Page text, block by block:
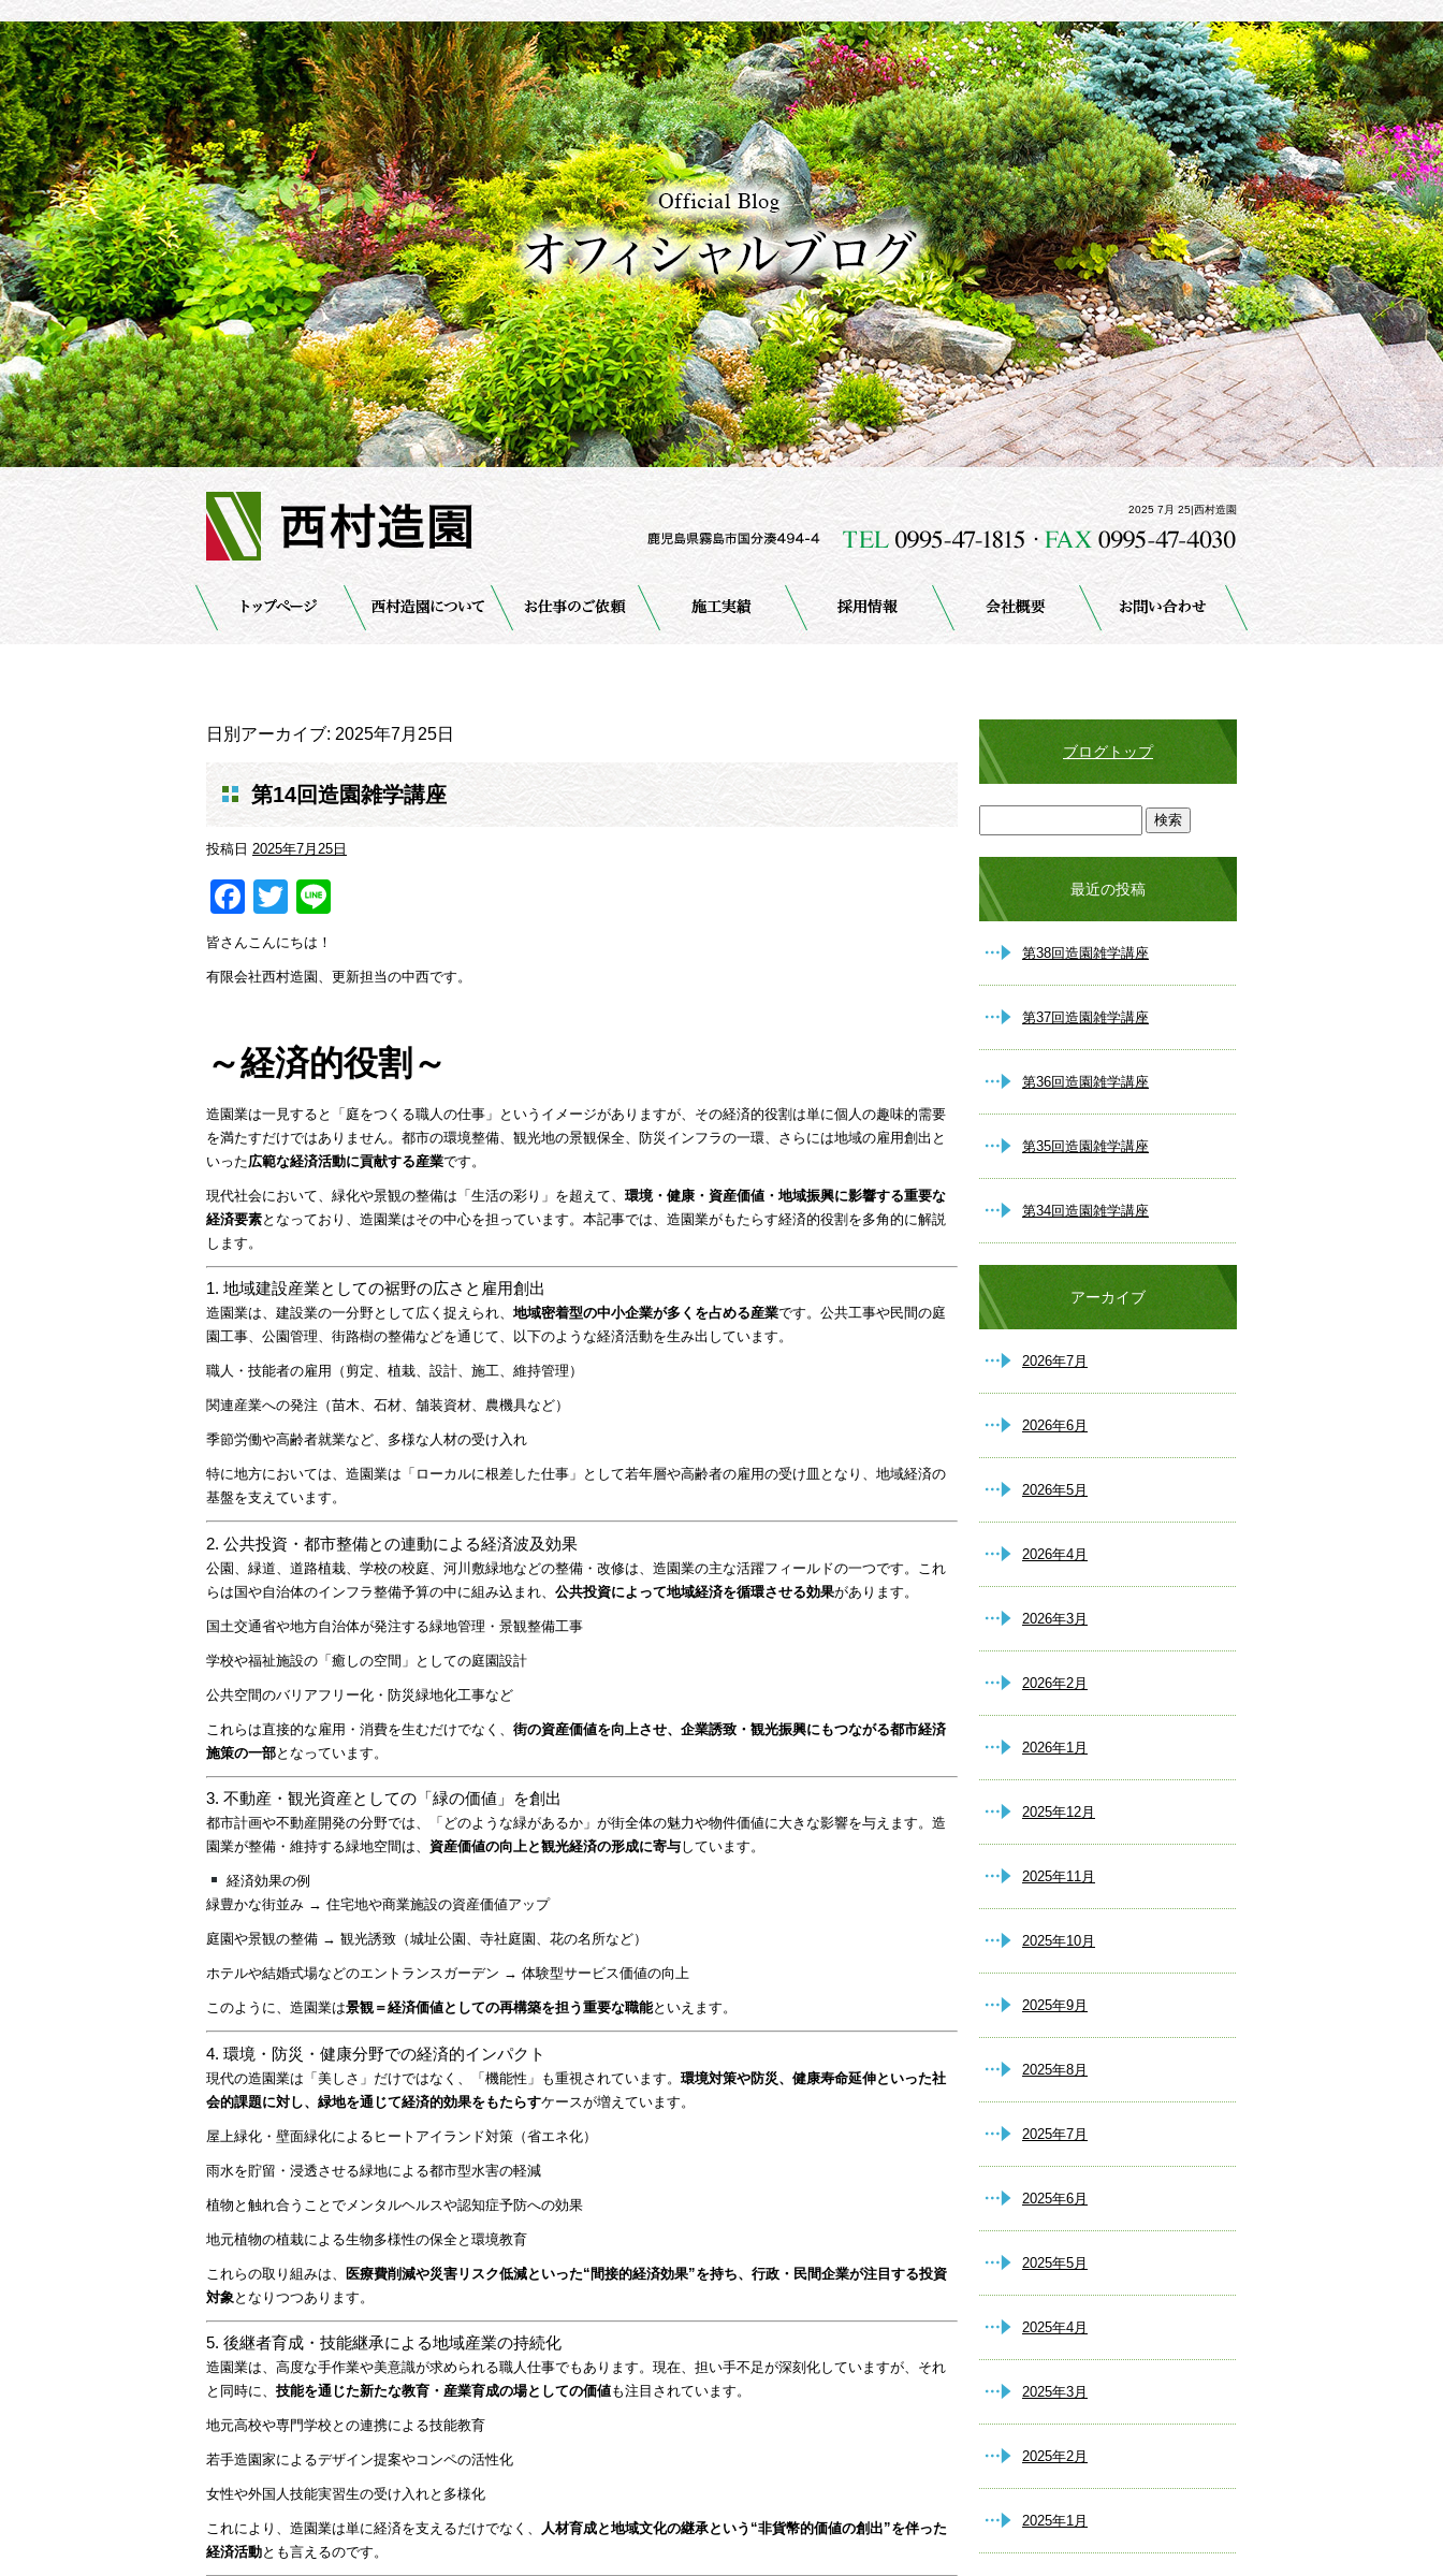
2025 7月 25|西村造園
日別アーカイブ: 2025年7月25日
第14回造園雑学講座
投稿日 2025年7月25日
Facebook
Twitter
皆さんこんにちは！
有限会社西村造園、更新担当の中西です。
～経済的役割～
造園業は一見すると「庭をつくる職人の仕事」というイメージがありますが、その経済的役割は単に個人の趣味的需要
を満たすだけではありません。都市の環境整備、観光地の景観保全、防災インフラの一環、さらには地域の雇用創出と
いった広範な経済活動に貢献する産業です。
現代社会において、緑化や景観の整備は「生活の彩り」を超えて、 環境・健康・資産価値・地域振興に影響する重要な
経済要素となっており、造園業はその中心を担っています。本記事では、造園業がもたらす経済的役割を多角的に解説
します。
1. 地域建設産業としての裾野の広さと雇用創出
造園業は、建設業の一分野として広く捉えられ、 地域密着型の中小企業が多くを占める産業です。公共工事や民間の庭
園工事、公園管理、街路樹の整備などを通じて、以下のような経済活動を生み出しています。
職人・技能者の雇用（剪定、植栽、設計、施工、維持管理）
関連産業への発注（苗木、石材、舗装資材、農機具など）
季節労働や高齢者就業など、多様な人材の受け入れ
特に地方においては、造園業は「ローカルに根差した仕事」として若年層や高齢者の雇用の受け皿となり、地域経済の
基盤を支えています。
2. 公共投資・都市整備との連動による経済波及効果
公園、緑道、道路植栽、学校の校庭、河川敷緑地などの整備・改修は、造園業の主な活躍フィールドの一つです。これ
らは国や自治体のインフラ整備予算の中に組み込まれ、 公共投資によって地域経済を循環させる効果があります。
国土交通省や地方自治体が発注する緑地管理・景観整備工事
学校や福祉施設の「癒しの空間」としての庭園設計
公共空間のバリアフリー化・防災緑地化工事など
これらは直接的な雇用・消費を生むだけでなく、 街の資産価値を向上させ、企業誘致・観光振興にもつながる都市経済
施策の一部となっています。
3. 不動産・観光資産としての「緑の価値」を創出
都市計画や不動産開発の分野では、「どのような緑があるか」が街全体の魅力や物件価値に大きな影響を与えます。造
園業が整備・維持する緑地空間は、 資産価値の向上と観光経済の形成に寄与しています。
経済効果の例
緑豊かな街並み → 住宅地や商業施設の資産価値アップ
庭園や景観の整備 → 観光誘致（城址公園、寺社庭園、花の名所など）
ホテルや結婚式場などのエントランスガーデン → 体験型サービス価値の向上
このように、造園業は景観＝経済価値としての再構築を担う重要な職能といえます。
4. 環境・防災・健康分野での経済的インパクト
現代の造園業は「美しさ」だけではなく、「機能性」も重視されています。 環境対策や防災、健康寿命延伸といった社
会的課題に対し、緑地を通じて経済的効果をもたらすケースが増えています。
屋上緑化・壁面緑化によるヒートアイランド対策（省エネ化）
雨水を貯留・浸透させる緑地による都市型水害の軽減
植物と触れ合うことでメンタルヘルスや認知症予防への効果
地元植物の植栽による生物多様性の保全と環境教育
これらの取り組みは、 医療費削減や災害リスク低減といった“間接的経済効果”を持ち、行政・民間企業が注目する投資
対象 となりつつあります。
5. 後継者育成・技能継承による地域産業の持続化
造園業は、高度な手作業や美意識が求められる職人仕事でもあります。現在、担い手不足が深刻化していますが、それ
と同時に、 技能を通じた新たな教育・産業育成の場としての価値も注目されています。
地元高校や専門学校との連携による技能教育
若手造園家によるデザイン提案やコンペの活性化
女性や外国人技能実習生の受け入れと多様化
これにより、造園業は単に経済を支えるだけでなく、 人材育成と地域文化の継承という“非貨幣的価値の創出”を伴った
経済活動とも言えるのです。
ブログトップ
最近の投稿
第38回造園雑学講座
第37回造園雑学講座
第36回造園雑学講座
第35回造園雑学講座
第34回造園雑学講座
アーカイブ
2026年7月
2026年6月
2026年5月
2026年4月
2026年3月
2026年2月
2026年1月
2025年12月
2025年11月
2025年10月
2025年9月
2025年8月
2025年7月
2025年6月
2025年5月
2025年4月
2025年3月
2025年2月
2025年1月